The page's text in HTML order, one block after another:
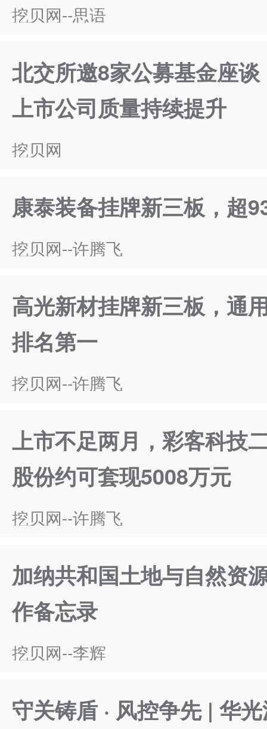
挖贝网--思语
北交所邀8家公募基金座
上市公司质量持续提升
挖贝网
康泰装备挂牌新三板，超
挖贝网--许腾飞
高光新材挂牌新三板，通
排名第一
挖贝网--许腾飞
上市不足两月，彩客科技
股份约可套现5008万元
挖贝网--许腾飞
加纳共和国土地与自然资
作备忘录
挖贝网--李辉
守关铸盾 · 风控争先 | 华